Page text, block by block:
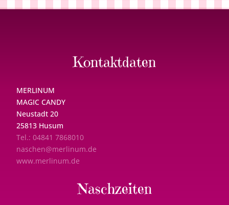
Kontaktdaten
MERLINUM
MAGIC CANDY
Neustadt 20
25813 Husum
Tel.: 04841 7868010
naschen@merlinum.de
www.merlinum.de
Naschzeiten